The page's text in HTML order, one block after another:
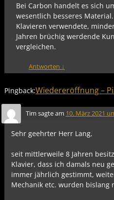
Bei Carbon handelt es sich
wesentlich besseres
Klavieren verwendete,
Jahren brüchig werdende
vergleichen.
Antworten ↓
Pingback:Wiedereröffnung –
Tim sagte am 10. März 2021
Sehr geehrter Herr Lang,
seit mittlerweile 8 Jahren
Klavier, dass ich damals neu
immer jährlich gestimmt,
Mechanik etc. wurden bislang